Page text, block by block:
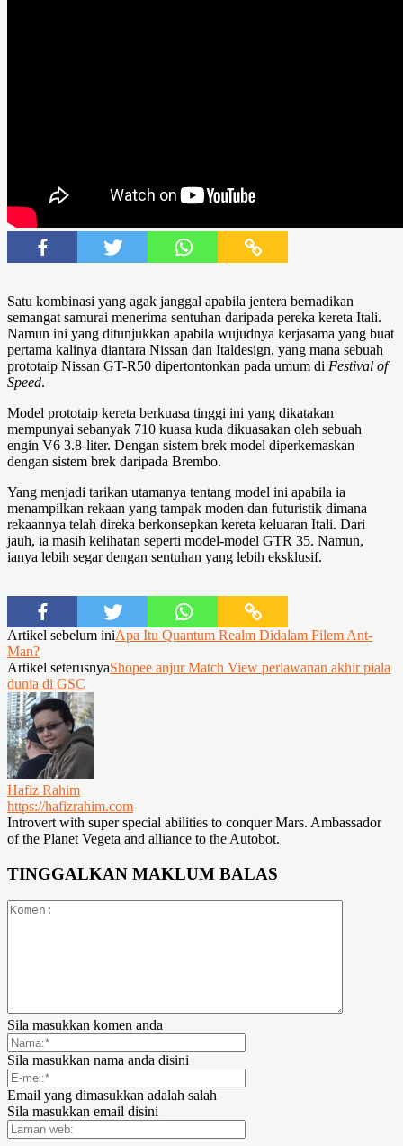
Satu kombinasi yang agak janggal apabila jentera bernadikan
semangat samurai menerima sentuhan daripada pereka kereta Itali.
Namun ini yang ditunjukkan apabila wujudnya kerjasama yang buat
pertama kalinya diantara Nissan dan Italdesign, yang mana sebuah
prototaip Nissan GT-R50 dipertontonkan pada umum di Festival of
Speed.
Model prototaip kereta berkuasa tinggi ini yang dikatakan
mempunyai sebanyak 710 kuasa kuda dikuasakan oleh sebuah
engin V6 3.8-liter. Dengan sistem brek model diperkemaskan
dengan sistem brek daripada Brembo.
Yang menjadi tarikan utamanya tentang model ini apabila ia
menampilkan rekaan yang tampak moden dan futuristik dimana
rekaannya telah direka berkonsepkan kereta keluaran Itali. Dari
jauh, ia masih kelihatan seperti model-model GTR 35. Namun,
ianya lebih segar dengan sentuhan yang lebih eksklusif.
Artikel sebelum iniApa Itu Quantum Realm Didalam Filem Ant-
Man?
Artikel seterusnyaShopee anjur Match View perlawanan akhir piala
dunia di GSC
Hafiz Rahim
https://hafizrahim.com
Introvert with super special abilities to conquer Mars. Ambassador
of the Planet Vegeta and alliance to the Autobot.
TINGGALKAN MAKLUM BALAS
Sila masukkan komen anda
Sila masukkan nama anda disini
Email yang dimasukkan adalah salah
Sila masukkan email disini